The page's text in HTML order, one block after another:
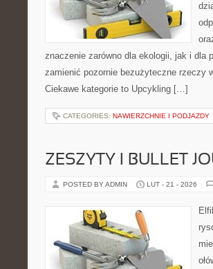
znaczenie zarówno dla ekologii, jak i dla
zamienić pozornie bezużyteczne rzeczy
Ciekawe kategorie to Upcykling […]
CATEGORIES: NAWIERZCHNIE I PODJAZDY
ZESZYTY I BULLET
POSTED BY ADMIN LUT - 21 - 2026